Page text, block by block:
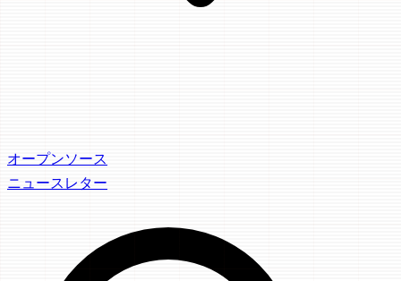
オープンソース
ニュースレター